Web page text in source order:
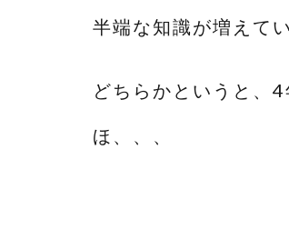
半端な知識が増えて
どちらかというと、
ほ、、、